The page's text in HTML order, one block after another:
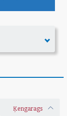
Ķengarags